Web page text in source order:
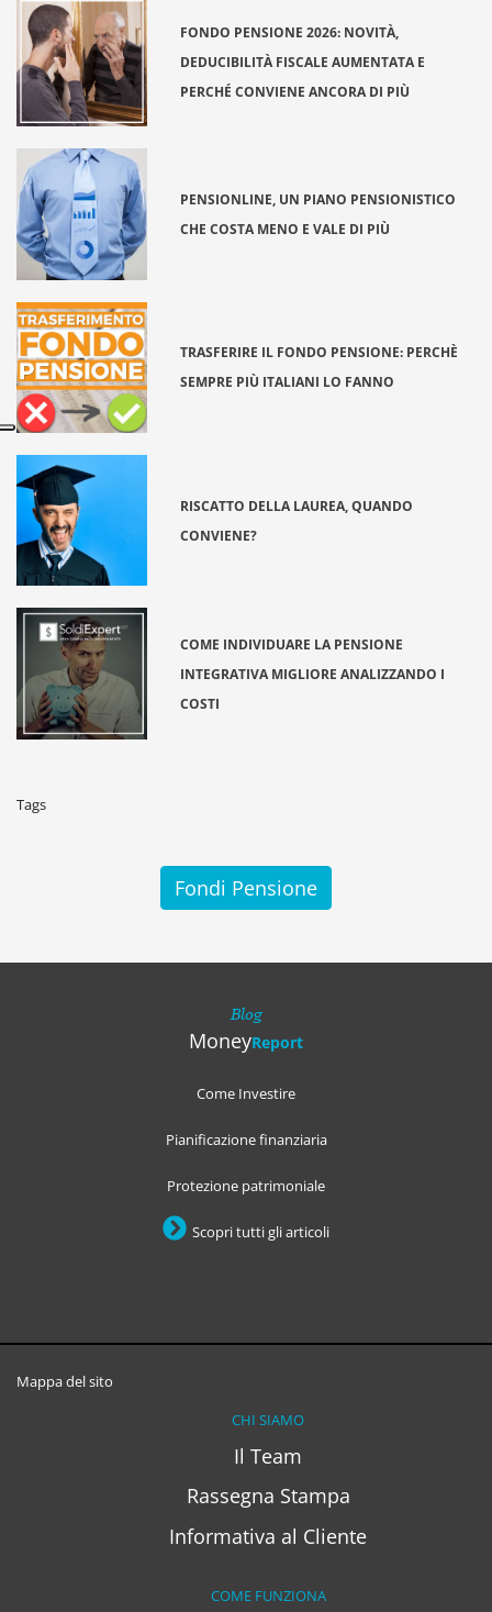
FONDO PENSIONE 2026: NOVITÀ,
DEDUCIBILITÀ FISCALE AUMENTATA E
PERCHÉ CONVIENE ANCORA DI PIÙ
PENSIONLINE, UN PIANO PENSIONISTICO
CHE COSTA MENO E VALE DI PIÙ
TRASFERIRE IL FONDO PENSIONE: PERCHÈ
SEMPRE PIÙ ITALIANI LO FANNO
RISCATTO DELLA LAUREA, QUANDO
CONVIENE?
COME INDIVIDUARE LA PENSIONE
INTEGRATIVA MIGLIORE ANALIZZANDO I
COSTI
Tags
Fondi Pensione
Blog
MoneyReport
Come Investire
Pianificazione finanziaria
Protezione patrimoniale
Scopri tutti gli articoli
Mappa del sito
CHI SIAMO
Il Team
Rassegna Stampa
Informativa al Cliente
COME FUNZIONA